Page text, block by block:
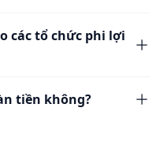
các tổ chức phi lợi
tiền không?